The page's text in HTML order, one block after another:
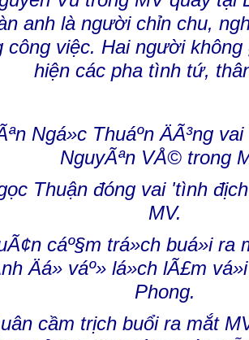
anh là người chỉn chu,
công việc. Hai người
hiện các pha tình tứ,
Thuận đóng vai 'tình
MV.
cầm trịch buổi ra mắt